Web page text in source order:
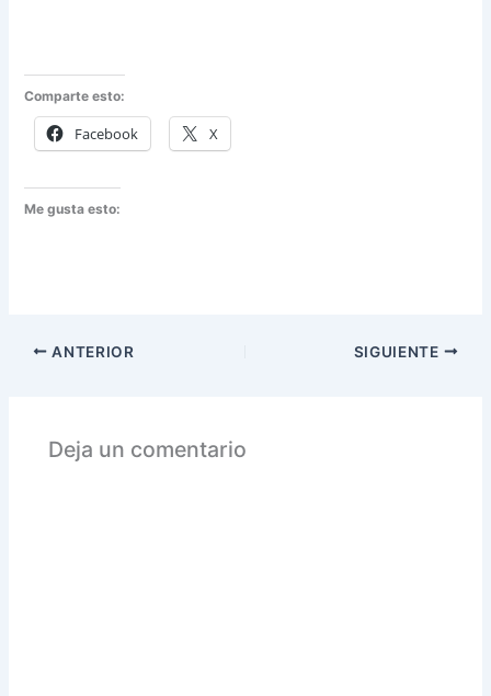
Comparte esto:
Facebook X
Me gusta esto:
ANTERIOR SIGUIENTE
Deja un comentario